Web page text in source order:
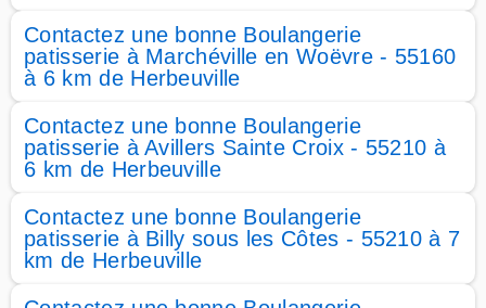
Contactez une bonne Boulangerie
patisserie à Marchéville en Woëvre - 55160
à 6 km de Herbeuville
Contactez une bonne Boulangerie
patisserie à Avillers Sainte Croix - 55210 à
6 km de Herbeuville
Contactez une bonne Boulangerie
patisserie à Billy sous les Côtes - 55210 à 7
km de Herbeuville